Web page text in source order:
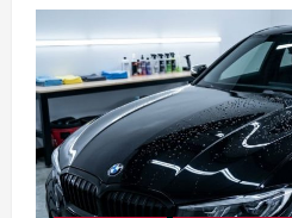
камеру
заднього
виду:
повний
технічний
гайд